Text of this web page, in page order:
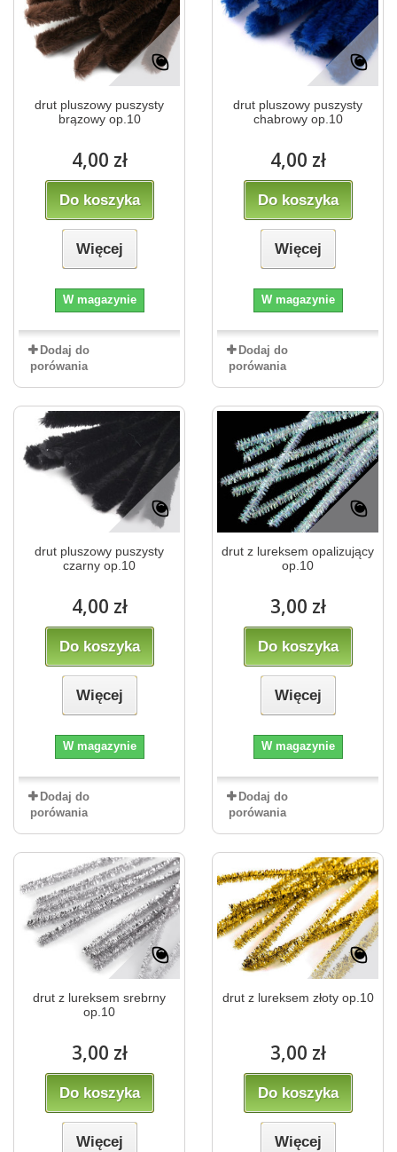
drut pluszowy puszysty
brązowy op.10
4,00 zł
Do koszyka
Więcej
W magazynie
Dodaj do
porówania
drut pluszowy puszysty
chabrowy op.10
4,00 zł
Do koszyka
Więcej
W magazynie
Dodaj do
porówania
drut pluszowy puszysty
czarny op.10
4,00 zł
Do koszyka
Więcej
W magazynie
Dodaj do
porówania
drut z lureksem opalizujący
op.10
3,00 zł
Do koszyka
Więcej
W magazynie
Dodaj do
porówania
drut z lureksem srebrny
op.10
3,00 zł
Do koszyka
Więcej
drut z lureksem złoty op.10
3,00 zł
Do koszyka
Więcej